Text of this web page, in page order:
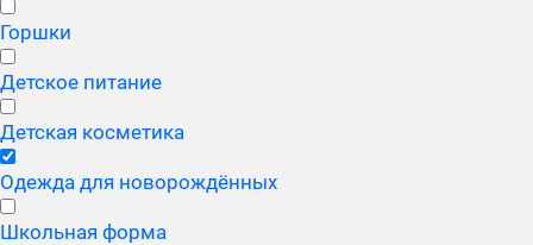
Горшки
Детское питание
Детская косметика
Одежда для новорождённых
Школьная форма